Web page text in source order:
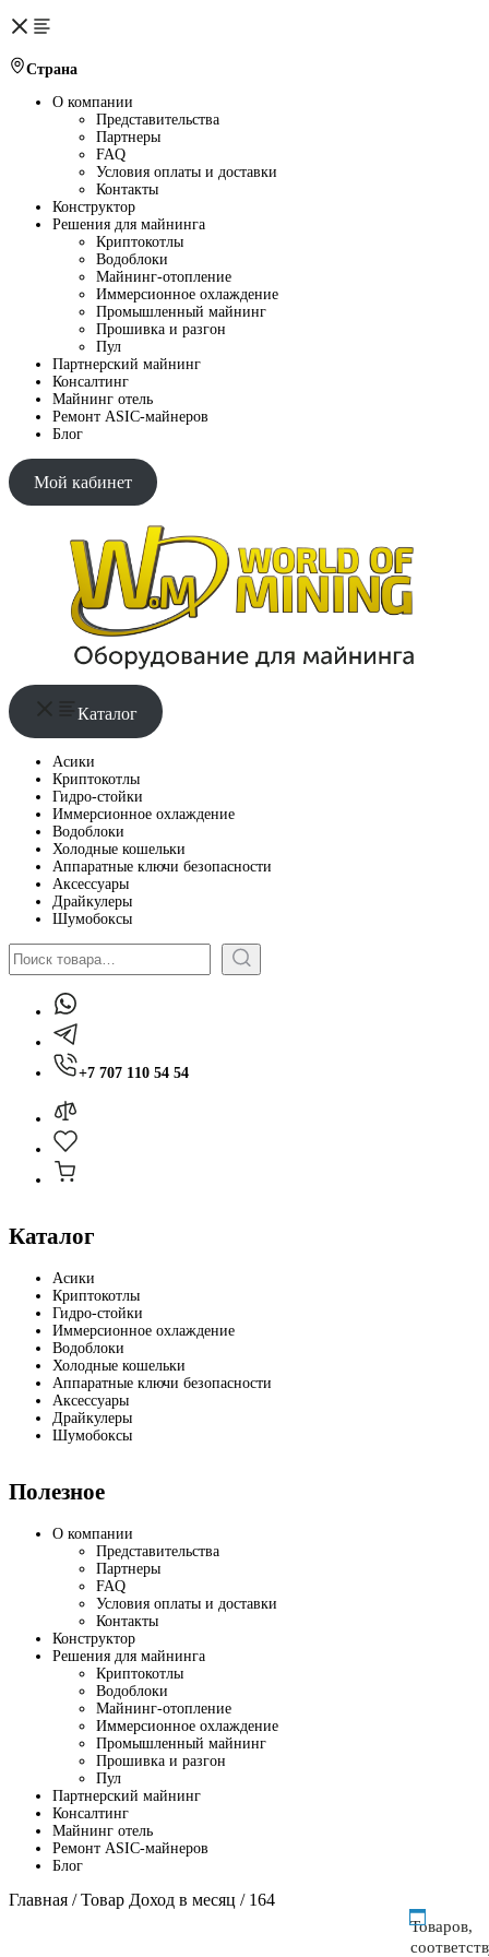
Страна
О компании
Представительства
Партнеры
FAQ
Условия оплаты и доставки
Контакты
Конструктор
Решения для майнинга
Криптокотлы
Водоблоки
Майнинг-отопление
Иммерсионное охлаждение
Промышленный майнинг
Прошивка и разгон
Пул
Партнерский майнинг
Консалтинг
Майнинг отель
Ремонт ASIC-майнеров
Блог
Мой кабинет
Каталог
Асики
Криптокотлы
Гидро-стойки
Иммерсионное охлаждение
Водоблоки
Холодные кошельки
Аппаратные ключи безопасности
Аксессуары
Драйкулеры
Шумобоксы
Поиск
+7 707 110 54 54
Каталог
Асики
Криптокотлы
Гидро-стойки
Иммерсионное охлаждение
Водоблоки
Холодные кошельки
Аппаратные ключи безопасности
Аксессуары
Драйкулеры
Шумобоксы
Полезное
О компании
Представительства
Партнеры
FAQ
Условия оплаты и доставки
Контакты
Конструктор
Решения для майнинга
Криптокотлы
Водоблоки
Майнинг-отопление
Иммерсионное охлаждение
Промышленный майнинг
Прошивка и разгон
Пул
Партнерский майнинг
Консалтинг
Майнинг отель
Ремонт ASIC-майнеров
Блог
Главная / Товар Доход в месяц / 164
Товаров,